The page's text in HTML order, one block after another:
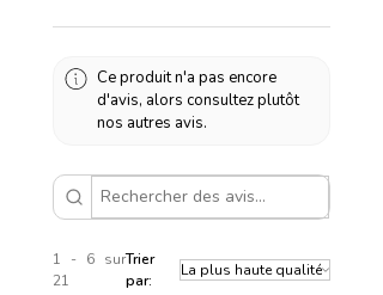
Ce produit n'a pas encore
d'avis, alors consultez plutôt
nos autres avis.
1 - 6 sur
21
Trier
par: